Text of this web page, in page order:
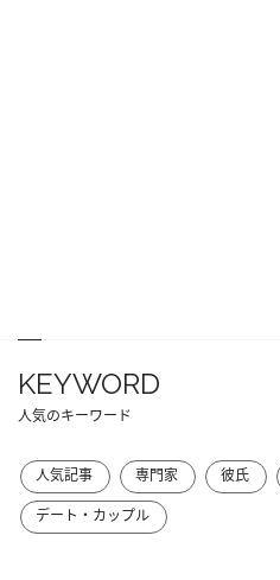
KEYWORD
人気のキーワード
人気記事 専門家 彼氏
デート・カップル